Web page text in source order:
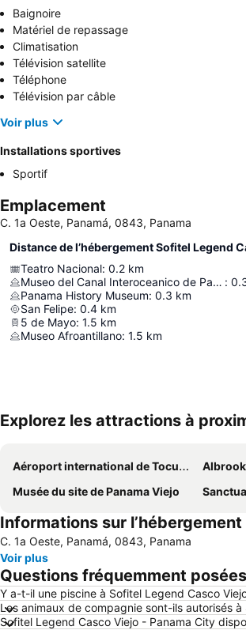
Baignoire
Matériel de repassage
Climatisation
Télévision satellite
Téléphone
Télévision par câble
Voir plus
Installations sportives
Sportif
Emplacement
C. 1a Oeste, Panamá, 0843, Panama
Distance de l’hébergement Sofitel Legend
Teatro Nacional: 0.2 km
Museo del Canal Interoceanico de Panama :
Panama History Museum: 0.3 km
San Felipe: 0.4 km
5 de Mayo: 1.5 km
Museo Afroantillano: 1.5 km
Explorez les attractions à
Aéroport international de Tocumen Albrook
Musée du site de Panama Viejo
Informations sur l’hébergement
C. 1a Oeste, Panamá, 0843, Panama
Voir plus
Questions fréquemment
Y a-t-il une piscine à Sofitel Legend Casco
Les animaux de compagnie sont-ils autorisés
Sofitel Legend Casco Viejo - Panama City